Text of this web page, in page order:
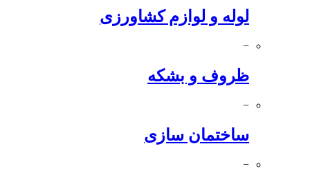
لوله و لوازم کشاورزی
−
ظروف و بشکه
−
ساختمان سازی
−